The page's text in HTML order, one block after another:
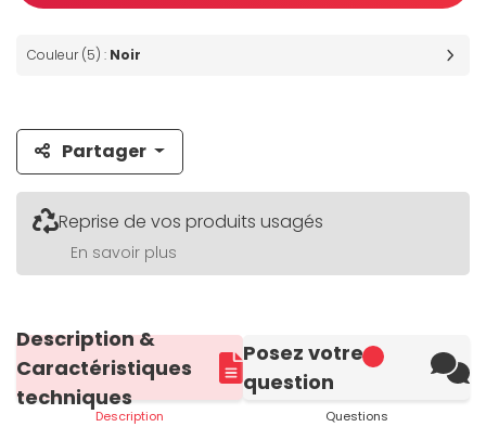
Couleur (5) : Noir
Partager
Reprise de vos produits usagés
En savoir plus
Description &
Caractéristiques
techniques
Description
Posez votre
question
Questions